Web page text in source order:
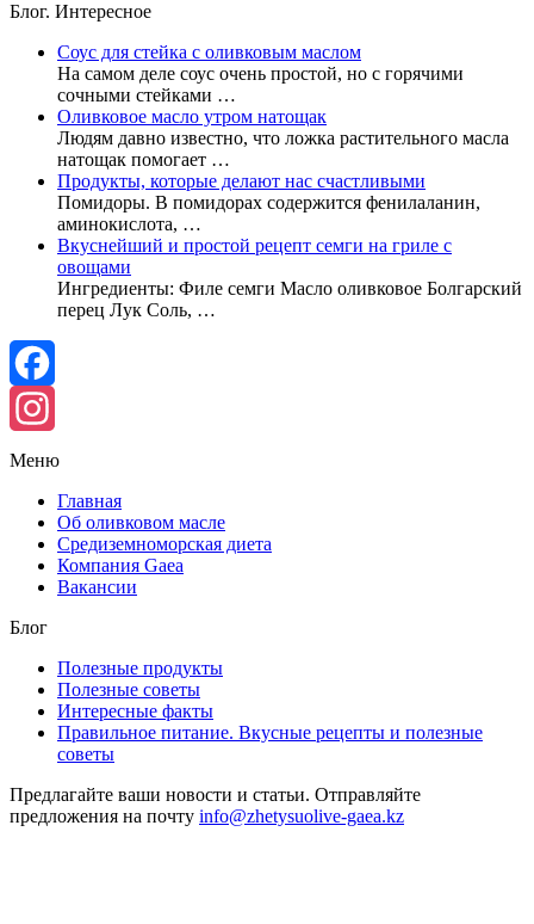
Блог. Интересное
Соус для стейка с оливковым маслом
На самом деле соус очень простой, но с горячими
сочными стейками …
Оливковое масло утром натощак
Людям давно известно, что ложка растительного масла
натощак помогает …
Продукты, которые делают нас счастливыми
Помидоры. В помидорах содержится фенилаланин,
аминокислота, …
Вкуснейший и простой рецепт семги на гриле с
овощами
Ингредиенты: Филе семги Масло оливковое Болгарский
перец Лук Соль, …
Facebook
Instagram
Меню
Главная
Об оливковом масле
Средиземноморская диета
Компания Gaea
Вакансии
Блог
Полезные продукты
Полезные советы
Интересные факты
Правильное питание. Вкусные рецепты и полезные
советы
Предлагайте ваши новости и статьи. Отправляйте
предложения на почту info@zhetysuolive-gaea.kz